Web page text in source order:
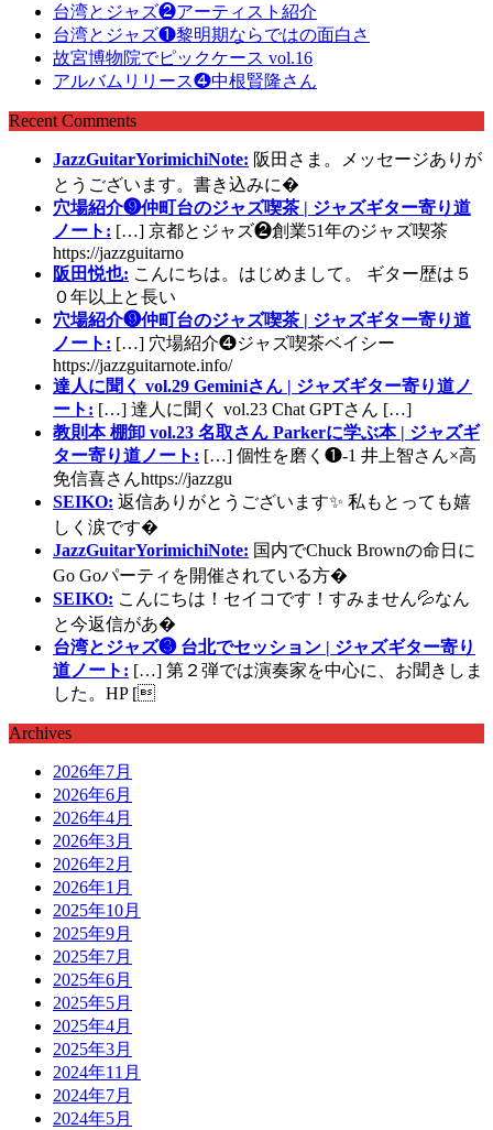
台湾とジャズ❷アーティスト紹介
台湾とジャズ❶黎明期ならではの面白さ
故宮博物院でピックケース vol.16
アルバムリリース❹中根賢隆さん
Recent Comments
JazzGuitarYorimichiNote: 阪田さま。メッセージありが
とうございます。書き込みに�
穴場紹介❾仲町台のジャズ喫茶 | ジャズギター寄り道
ノート: […] 京都とジャズ❷創業51年のジャズ喫茶
https://jazzguitarno
阪田悦也: こんにちは。はじめまして。 ギター歴は５
０年以上と長い
穴場紹介❾仲町台のジャズ喫茶 | ジャズギター寄り道
ノート: […] 穴場紹介❹ジャズ喫茶ベイシー
https://jazzguitarnote.info/
達人に聞く vol.29 Geminiさん | ジャズギター寄り道ノ
ート: […] 達人に聞く vol.23 Chat GPTさん […]
教則本 棚卸 vol.23 名取さん Parkerに学ぶ本 | ジャズギ
ター寄り道ノート: […] 個性を磨く❶-1 井上智さん×高
免信喜さんhttps://jazzgu
SEIKO: 返信ありがとうございます✨ 私もとっても嬉
しく涙です�
JazzGuitarYorimichiNote: 国内でChuck Brownの命日に
Go Goパーティを開催されている方�
SEIKO: こんにちは！セイコです！すみません💦なん
と今返信があ�
台湾とジャズ❸ 台北でセッション | ジャズギター寄り
道ノート: […] 第２弾では演奏家を中心に、お聞きしま
した。HP [
Archives
2026年7月
2026年6月
2026年4月
2026年3月
2026年2月
2026年1月
2025年10月
2025年9月
2025年7月
2025年6月
2025年5月
2025年4月
2025年3月
2024年11月
2024年7月
2024年5月